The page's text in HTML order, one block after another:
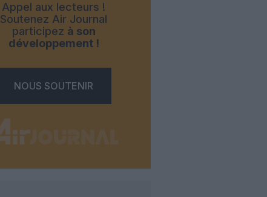
Appel aux lecteurs !
Soutenez Air Journal
participez à son
développement !
NOUS SOUTENIR